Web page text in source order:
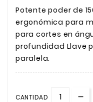
Potente poder de
ergonómica para
para cortes en
profundidad Llave
paralela.
CANTIDAD